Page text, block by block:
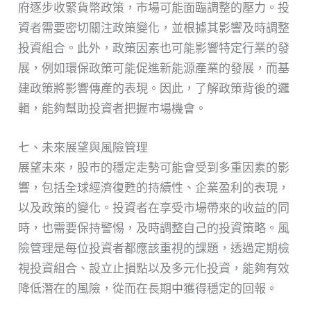
府逐步收緊貨幣政策，市場可能面臨調整的壓力。投
資者需要密切關注政策變化，並根據其影響及時調整
投資組合。此外，政策因素也可能影響特定行業的發
展，例如環保政策可能促進新能源產業的發展，而基
建政策將影響傳產的表現。因此，了解政策背後的邏
輯，能夠幫助投資者把握市場機會。
七、未來展望與風險管理
展望未來，股市的穩定走勢可能會受到多重因素的影
響，包括全球經濟復甦的持續性、企業盈利的表現，
以及政策的變化。投資者在享受市場帶來的收益的同
時，也需要保持警惕，及時調整自己的投資策略。風
險管理是每位投資者都應該重視的課題，透過定期檢
視投資組合、設立止損點以及多元化投資，能夠有效
降低潛在的風險，從而在長期中獲得穩定的回報。